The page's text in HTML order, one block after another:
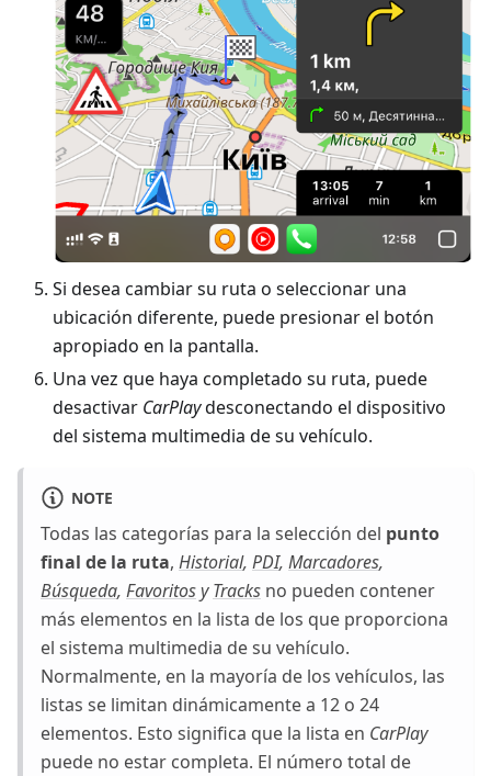
Si desea cambiar su ruta o seleccionar una
ubicación diferente, puede presionar el botón
apropiado en la pantalla.
Una vez que haya completado su ruta, puede
desactivar CarPlaydesconectando el dispositivo
del sistema multimedia de su vehículo.
NOTE
Todas las categorías para la selección del punto
final de la ruta, Historial, PDI, Marcadores,
Búsqueda, FavoritosyTracks no pueden contener
más elementos en la lista de los que proporciona
el sistema multimedia de su vehículo.
Normalmente, en la mayoría de los vehículos, las
listas se limitan dinámicamente a 12 o 24
elementos. Esto significa que la lista en CarPlay
puede no estar completa. El número total de